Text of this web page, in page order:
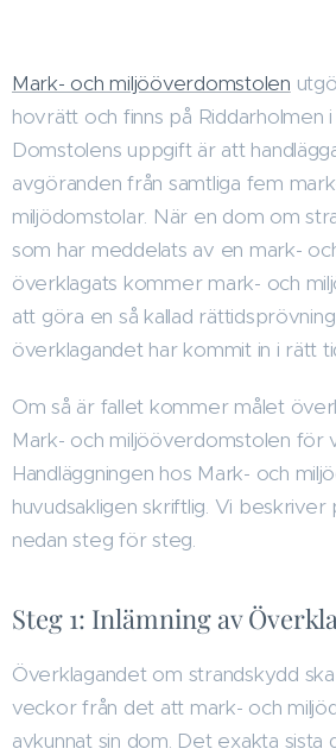
Mark- och miljööverdomstolen
hovrätt och finns på Riddarholmen
Domstolens uppgift är att
avgöranden från samtliga fem
miljödomstolar. När en dom om
som har meddelats av en mark-
överklagats kommer mark- och
att göra en så kallad
överklagandet har kommit in i rätt
Om så är fallet kommer målet
Mark- och miljööverdomstolen för
Handläggningen hos Mark- och
huvudsakligen skriftlig. Vi
nedan steg för steg.
Steg 1: Inlämning av
Överklagandet om strandskydd
veckor från det att mark- och
avkunnat sin dom. Det exakta sista